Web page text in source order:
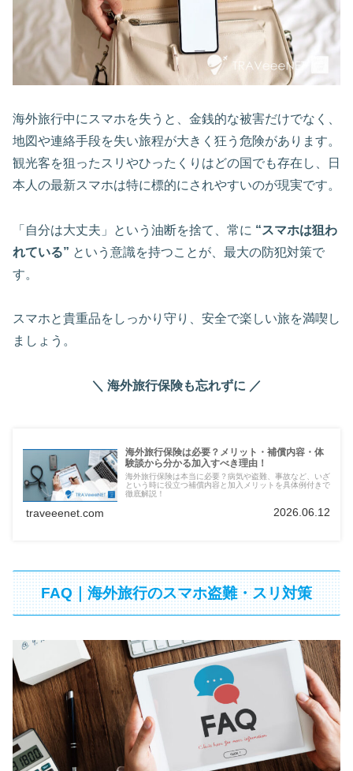
海外旅行中にスマホを失うと、金銭的な被害だけでなく、
地図や連絡手段を失い旅程が大きく狂う危険があります。
観光客を狙ったスリやひったくりはどの国でも存在し、日
本人の最新スマホは特に標的にされやすいのが現実です。
「自分は大丈夫」という油断を捨て、常に “スマホは狙わ
れている” という意識を持つことが、最大の防犯対策で
す。
スマホと貴重品をしっかり守り、安全で楽しい旅を満喫し
ましょう。
＼ 海外旅行保険も忘れずに ／
海外旅行保険は必要？メリット・補償内容・体
験談から分かる加入すべき理由！
海外旅行保険は本当に必要？病気や盗難、事故など、いざ
という時に役立つ補償内容と加入メリットを具体例付きで
徹底解説！
traveeenet.com 2026.06.12
FAQ｜海外旅行のスマホ盗難・スリ対策